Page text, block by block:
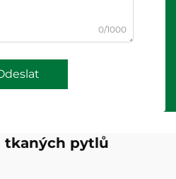
0/1000
tkaných pytlů